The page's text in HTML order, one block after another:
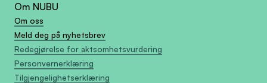
Om NUBU
Om oss
Meld deg på nyhetsbrev
Redegjørelse for aktsomhetsvurdering
Personvernerklæring
Tilgjengelighetserklæring